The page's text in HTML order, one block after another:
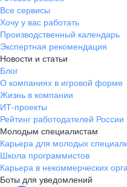
Все сервисы
Хочу у вас работать
Производственный календарь
Экспертная рекомендация
Новости и статьи
Блог
О компаниях в игровой форме
Жизнь в компании
ИТ-проекты
Рейтинг работодателей России
Молодым специалистам
Карьера для молодых
Школа программистов
Карьера в некоммерческих
Боты для уведомлений